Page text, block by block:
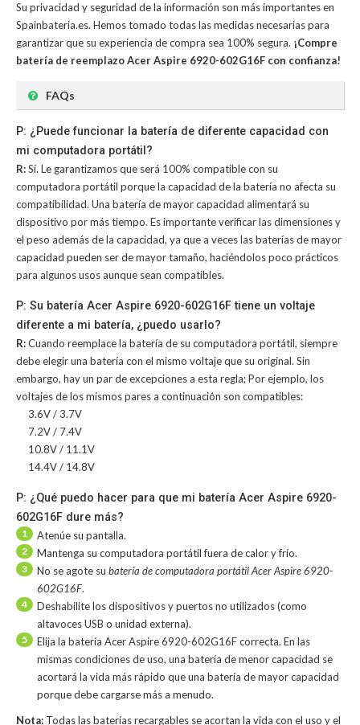
Su privacidad y seguridad de la información son más importantes en
Spainbateria.es. Hemos tomado todas las medidas necesarias para
garantizar que su experiencia de compra sea 100% segura. ¡Compre
batería de reemplazo Acer Aspire 6920-602G16F con confianza!
FAQs
P: ¿Puede funcionar la batería de diferente capacidad con
mi computadora portátil?
R:Sí. Le garantizamos que será 100% compatible con su
computadora portátil porque la capacidad de la batería no afecta su
compatibilidad. Una batería de mayor capacidad alimentará su
dispositivo por más tiempo. Es importante verificar las dimensiones y
el peso además de la capacidad, ya que a veces las baterías de mayor
capacidad pueden ser de mayor tamaño, haciéndolos poco prácticos
para algunos usos aunque sean compatibles.
P: Su batería Acer Aspire 6920-602G16F tiene un voltaje
diferente a mi batería, ¿puedo usarlo?
R:Cuando reemplace la batería de su computadora portátil, siempre
debe elegir una batería con el mismo voltaje que su original. Sin
embargo, hay un par de excepciones a esta regla; Por ejemplo, los
voltajes de los mismos pares a continuación son compatibles:
3.6V / 3.7V
7.2V / 7.4V
10.8V / 11.1V
14.4V / 14.8V
P: ¿Qué puedo hacer para que mi batería Acer Aspire 6920-
602G16F dure más?
1 Atenúe su pantalla.
2 Mantenga su computadora portátil fuera de calor y frío.
3 No se agote su batería de computadora portátil Acer Aspire 6920-
602G16F.
4
Deshabilite los dispositivos y puertos no utilizados (como
altavoces USB o unidad externa).
5
Elija la batería Acer Aspire 6920-602G16F correcta. En las
mismas condiciones de uso, una batería de menor capacidad se
acortará la vida más rápido que una batería de mayor capacidad
porque debe cargarse más a menudo.
Nota: Todas las baterías recargables se acortan la vida con el uso y el